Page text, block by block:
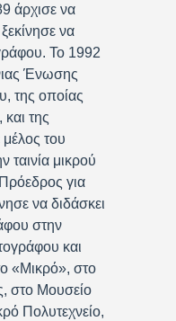
άρχισε να
να
Το 1992
Ένωσης
της οποίας
και της
του
ταινία μικρού
για
να διδάσκει
στην
και
«Μικρό», στο
στο Μουσείο
Πολυτεχνείο,